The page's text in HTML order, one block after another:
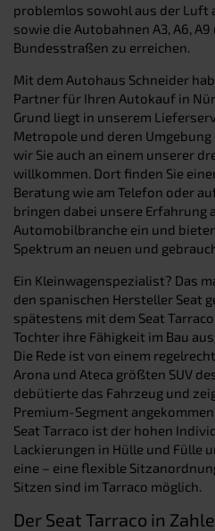
problemlos sowohl aus der Luft
sowie die Autobahnen A3, A6,
Bundesstraßen zu erreichen.
Mit dem Autohaus Schneider
Partner für Ihren Autokauf in
Grund liegt in unserem
Metropole und deren
wir Sie auch an einem unserer
willkommen. Dort finden Sie
Beratung wie am Telefon oder
bringen dabei unsere Erfahrung
Automobilbranche ein und
Spektrum an neuen und
Ein Kleinwagenspezialist? Das
den spanischen Hersteller Seat
spätestens mit dem Seat
Tochter ihre Fähigkeit im Bau
Die Rede ist von einem
Arona und Ateca größten SUV
debütierte das Fahrzeug und
Premium-Segment
Seat Tarraco ist der hohen
Lackierungen in Hülle und Fülle
eine – eine flexible
Sitzen sind im Tarraco möglich.
Der Seat Tarraco in